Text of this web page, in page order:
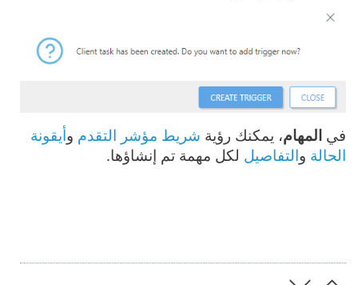
في المهام، يمكنك رؤية شريط مؤشر التقدم وأيقونة
الحالة والتفاصيل لكل مهمة تم إنشاؤها.